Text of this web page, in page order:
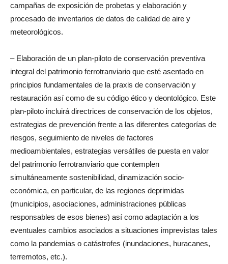
campañas de exposición de probetas y elaboración y
procesado de inventarios de datos de calidad de aire y
meteorológicos.
– Elaboración de un plan-piloto de conservación preventiva
integral del patrimonio ferrotranviario que esté asentado en
principios fundamentales de la praxis de conservación y
restauración así como de su código ético y deontológico. Este
plan-piloto incluirá directrices de conservación de los objetos,
estrategias de prevención frente a las diferentes categorías de
riesgos, seguimiento de niveles de factores
medioambientales, estrategias versátiles de puesta en valor
del patrimonio ferrotranviario que contemplen
simultáneamente sostenibilidad, dinamización socio-
económica, en particular, de las regiones deprimidas
(municipios, asociaciones, administraciones públicas
responsables de esos bienes) así como adaptación a los
eventuales cambios asociados a situaciones imprevistas tales
como la pandemias o catástrofes (inundaciones, huracanes,
terremotos, etc.).